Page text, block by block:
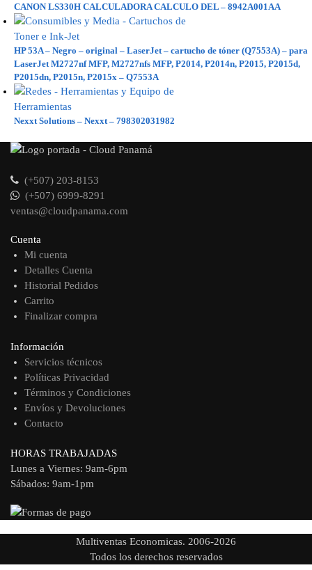
CANON LS330H CALCULADORA CALCULO DEL – 8942A001AA
HP 53A – Negro – original – LaserJet – cartucho de tóner (Q7553A) – para
LaserJet M2727nf MFP, M2727nfs MFP, P2014, P2014n, P2015, P2015d,
P2015dn, P2015n, P2015x – Q7553A
Nexxt Solutions – Nexxt – 798302031982
(+507) 203-8153
(+507) 6999-8291
ventas@cloudpanama.com
Cuenta
Mi cuenta
Detalles Cuenta
Historial Pedidos
Carrito
Finalizar compra
Información
Servicios técnicos
Políticas Privacidad
Términos y Condiciones
Envíos y Devoluciones
Contacto
HORAS TRABAJADAS
Lunes a Viernes: 9am-6pm
Sábados: 9am-1pm
Multiventas Economicas. 2006-2026
Todos los derechos reservados